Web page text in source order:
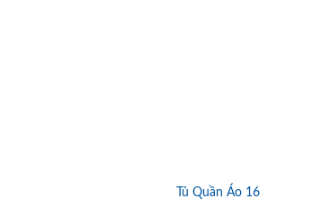
Tủ Quần Áo 16